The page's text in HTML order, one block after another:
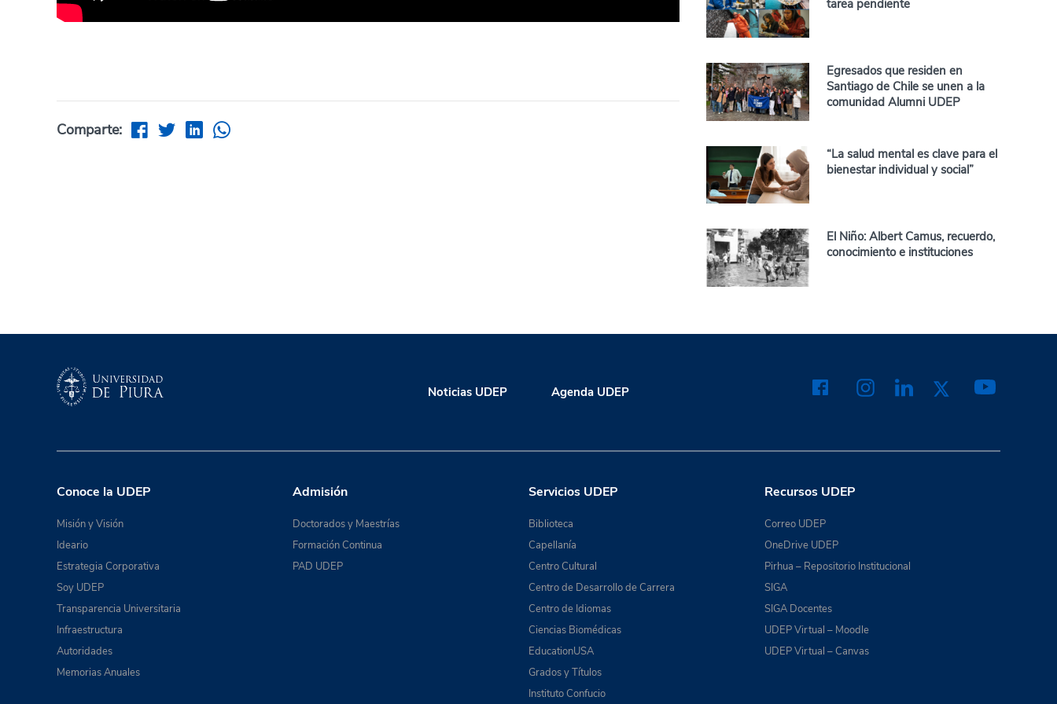
Comparte:
tarea pendiente
Egresados que residen en
Santiago de Chile se unen a la
comunidad Alumni UDEP
“La salud mental es clave para el
bienestar individual y social”
El Niño: Albert Camus, recuerdo,
conocimiento e instituciones
Noticias UDEP Agenda UDEP
Conoce la UDEP
Misión y Visión
Ideario
Estrategia Corporativa
Soy UDEP
Transparencia Universitaria
Infraestructura
Autoridades
Memorias Anuales
Admisión
Doctorados y Maestrías
Formación Continua
PAD UDEP
Servicios UDEP
Biblioteca
Capellanía
Centro Cultural
Centro de Desarrollo de Carrera
Centro de Idiomas
Ciencias Biomédicas
EducationUSA
Grados y Títulos
Instituto Confucio
Recursos UDEP
Correo UDEP
OneDrive UDEP
Pirhua – Repositorio Institucional
SIGA
SIGA Docentes
UDEP Virtual – Moodle
UDEP Virtual – Canvas